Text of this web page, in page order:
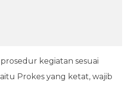
kegiatan sesuai
Prokes yang ketat, wajib